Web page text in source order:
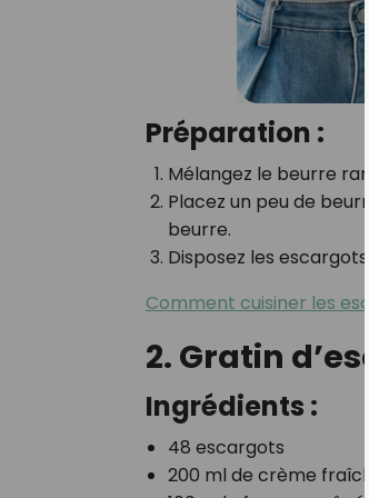
Préparation :
Mélangez le beurre
Placez un peu de
beurre.
Disposez les
Comment cuisiner les
2. Gratin
Ingrédients :
48 escargots
200 ml de crème